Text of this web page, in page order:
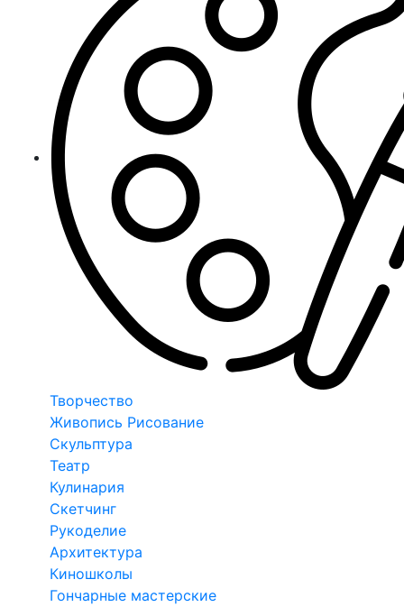
Творчество
Живопись Рисование
Скульптура
Театр
Кулинария
Скетчинг
Рукоделие
Архитектура
Киношколы
Гончарные мастерские